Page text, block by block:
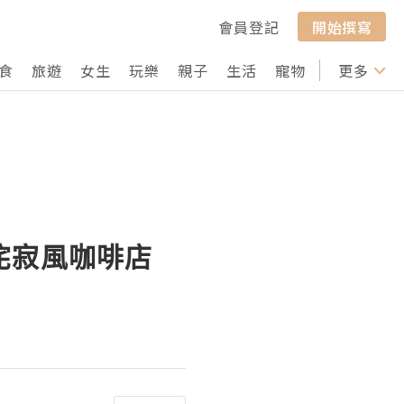
會員登記
開始撰寫
旅遊 女生 玩樂 親子 生活 寵物 行山 打卡
更多
風咖啡店